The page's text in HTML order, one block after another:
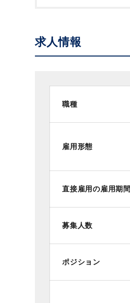
求人情報
職種
雇用形態
直接雇用の雇用期間
募集人数
ポジション